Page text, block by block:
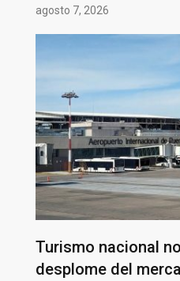
agosto 7, 2026
Turismo nacional
desplome del